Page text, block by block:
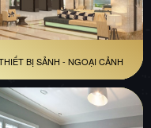
BỊ SẢNH - NGOẠI CẢNH